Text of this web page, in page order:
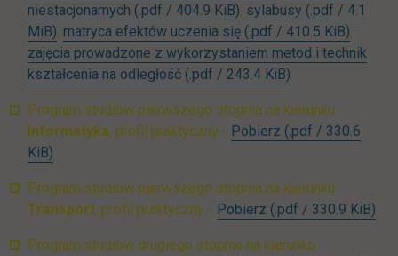
niestacjonarnych (.pdf / 404.9 KiB)link otwiera się w nowej
, sylabusy (.pdf / 4.1
MiB)link otwiera się w nowej karcie
, matryca efektów uczenia się (.pdf / 410.5 KiB)link
,
zajęcia prowadzone z wykorzystaniem metod i technik
kształcenia na odległość (.pdf / 243.4 KiB)
Program studiów pierwszego stopnia na kierunku
Informatyka, profil praktyczny - Pobierz (.pdf / 330.6
KiB)
Program studiów pierwszego stopnia na kierunku
Transport, profil praktyczny - Pobierz (.pdf / 330.9 KiB)
Program studiów drugiego stopnia na kierunku